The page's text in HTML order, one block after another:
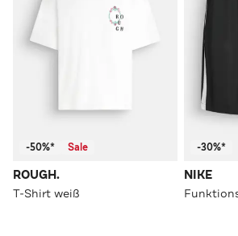
-50%* Sale
ROUGH.
T-Shirt weiß
-30%*
NIKE